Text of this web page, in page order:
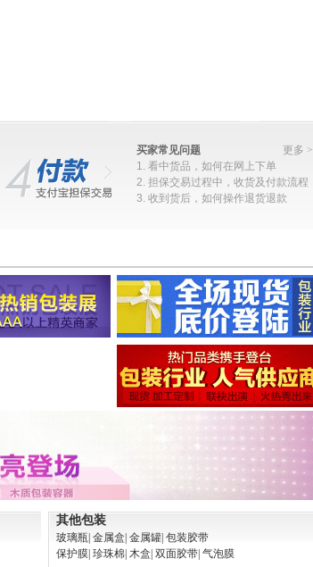
障
买家常见问题
更多 >
1. 看中货品，如何在网上下单
2. 担保交易过程中，收货及付款流程
3. 收到货后，如何操作退货退款
其他包装
玻璃瓶 | 金属盒 | 金属罐 | 包装胶带
保护膜 | 珍珠棉 | 木盒 | 双面胶带 | 气泡膜